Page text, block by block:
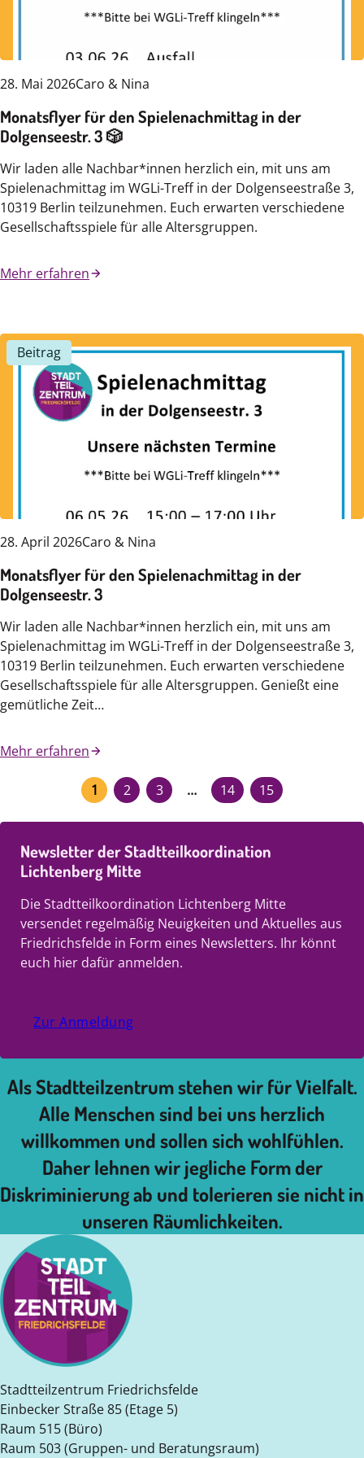
28. Mai 2026Caro & Nina
Monatsflyer für den Spielenachmittag in der
Dolgenseestr. 3 🎲
Wir laden alle Nachbar*innen herzlich ein, mit uns am
Spielenachmittag im WGLi-Treff in der Dolgenseestraße 3,
10319 Berlin teilzunehmen. Euch erwarten verschiedene
Gesellschaftsspiele für alle Altersgruppen.
Mehr erfahren
28. April 2026Caro & Nina
Monatsflyer für den Spielenachmittag in der
Dolgenseestr. 3
Wir laden alle Nachbar*innen herzlich ein, mit uns am
Spielenachmittag im WGLi-Treff in der Dolgenseestraße 3,
10319 Berlin teilzunehmen. Euch erwarten verschiedene
Gesellschaftsspiele für alle Altersgruppen. Genießt eine
gemütliche Zeit…
Mehr erfahren
Beitrag
1 2 3 … 14 15
Newsletter der Stadtteilkoordination
Lichtenberg Mitte
Die Stadtteilkoordination Lichtenberg Mitte
versendet regelmäßig Neuigkeiten und Aktuelles aus
Friedrichsfelde in Form eines Newsletters. Ihr könnt
euch hier dafür anmelden.
Zur Anmeldung
Als Stadtteilzentrum stehen wir für Vielfalt.
Alle Menschen sind bei uns herzlich
willkommen und sollen sich wohlfühlen.
Daher lehnen wir jegliche Form der
Diskriminierung ab und tolerieren sie nicht in
unseren Räumlichkeiten.
Stadtteilzentrum Friedrichsfelde
Einbecker Straße 85 (Etage 5)
Raum 515 (Büro)
Raum 503 (Gruppen- und Beratungsraum)